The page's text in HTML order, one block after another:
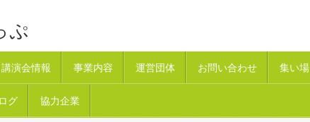
ぷ
演会情報 事業内容 運営団体 お問い合わせ 集い場
グ 協力企業